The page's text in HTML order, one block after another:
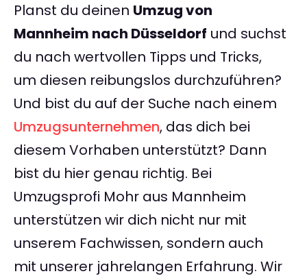
Planst du deinen Umzug von
Mannheim nach Düsseldorf und suchst
du nach wertvollen Tipps und Tricks,
um diesen reibungslos durchzuführen?
Und bist du auf der Suche nach einem
Umzugsunternehmen, das dich bei
diesem Vorhaben unterstützt? Dann
bist du hier genau richtig. Bei
Umzugsprofi Mohr aus Mannheim
unterstützen wir dich nicht nur mit
unserem Fachwissen, sondern auch
mit unserer jahrelangen Erfahrung. Wir